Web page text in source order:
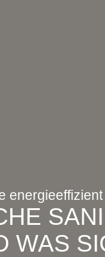
energieeffizient
WAS